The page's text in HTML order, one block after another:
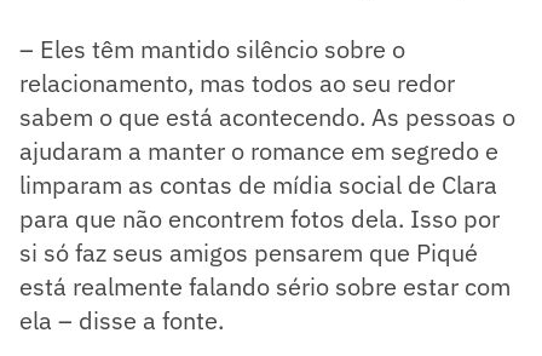
– Eles têm mantido silêncio sobre o
relacionamento, mas todos ao seu redor
sabem o que está acontecendo. As pessoas o
ajudaram a manter o romance em segredo e
limparam as contas de mídia social de Clara
para que não encontrem fotos dela. Isso por
si só faz seus amigos pensarem que Piqué
está realmente falando sério sobre estar com
ela – disse a fonte.